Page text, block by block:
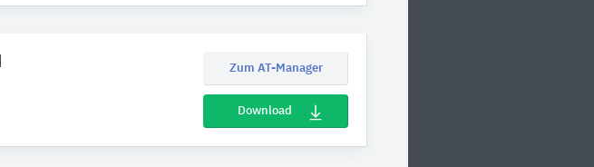
Zum AT-Manager
Download